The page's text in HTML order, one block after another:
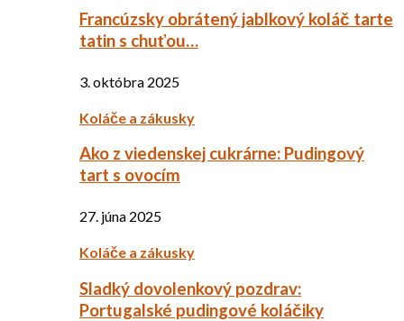
Francúzsky obrátený jablkový koláč tarte
tatin s chuťou…
3. októbra 2025
Koláče a zákusky
Ako z viedenskej cukrárne: Pudingový
tart s ovocím
27. júna 2025
Koláče a zákusky
Sladký dovolenkový pozdrav:
Portugalské pudingové koláčiky